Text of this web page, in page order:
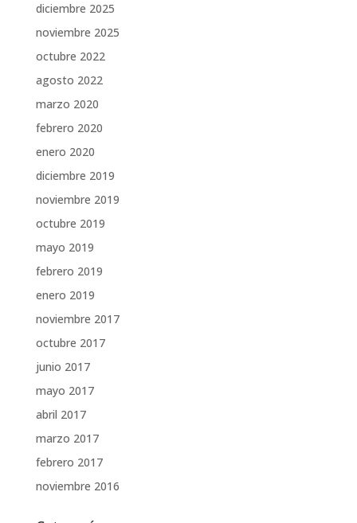
diciembre 2025
noviembre 2025
octubre 2022
agosto 2022
marzo 2020
febrero 2020
enero 2020
diciembre 2019
noviembre 2019
octubre 2019
mayo 2019
febrero 2019
enero 2019
noviembre 2017
octubre 2017
junio 2017
mayo 2017
abril 2017
marzo 2017
febrero 2017
noviembre 2016